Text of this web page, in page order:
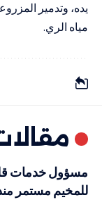
يده، وتدمير
مياه الري.
مسؤول خدمات